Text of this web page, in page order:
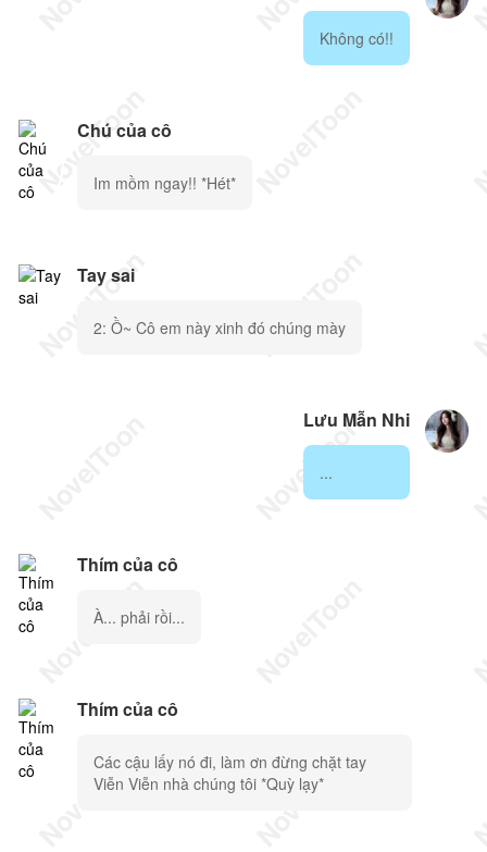
Không có!!
Chú của cô
Im mồm ngay!! *Hét*
Tay sai
2: Ồ~ Cô em này xinh đó chúng mày
Lưu Mẫn Nhi
...
Thím của cô
À... phải rồi...
Thím của cô
Các cậu lấy nó đi, làm ơn đừng chặt tay
Viễn Viễn nhà chúng tôi *Quỳ lạy*